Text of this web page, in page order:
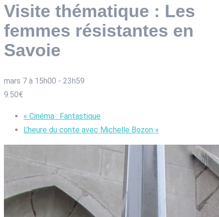
Visite thématique : Les
femmes résistantes en
Savoie
mars 7 à 15h00 - 23h59
9.50€
« Cinéma : Fantastique
L’heure du conte avec Michelle Bozon »